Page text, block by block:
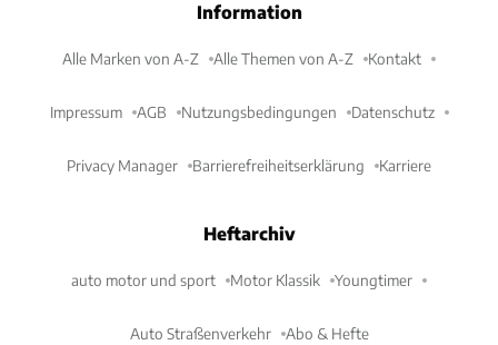
Information
Alle Marken von A-Z Alle Themen von A-Z Kontakt
Impressum AGB Nutzungsbedingungen Datenschutz
Privacy Manager Barrierefreiheitserklärung Karriere
Heftarchiv
auto motor und sport Motor Klassik Youngtimer
Auto Straßenverkehr Abo & Hefte